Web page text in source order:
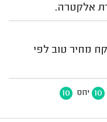
אלקטרה.
מחיר טוב לפי
10 יחס 10